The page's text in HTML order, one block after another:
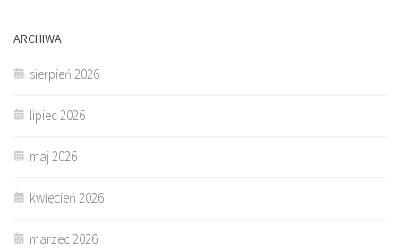
ARCHIWA
sierpień 2026
lipiec 2026
maj 2026
kwiecień 2026
marzec 2026